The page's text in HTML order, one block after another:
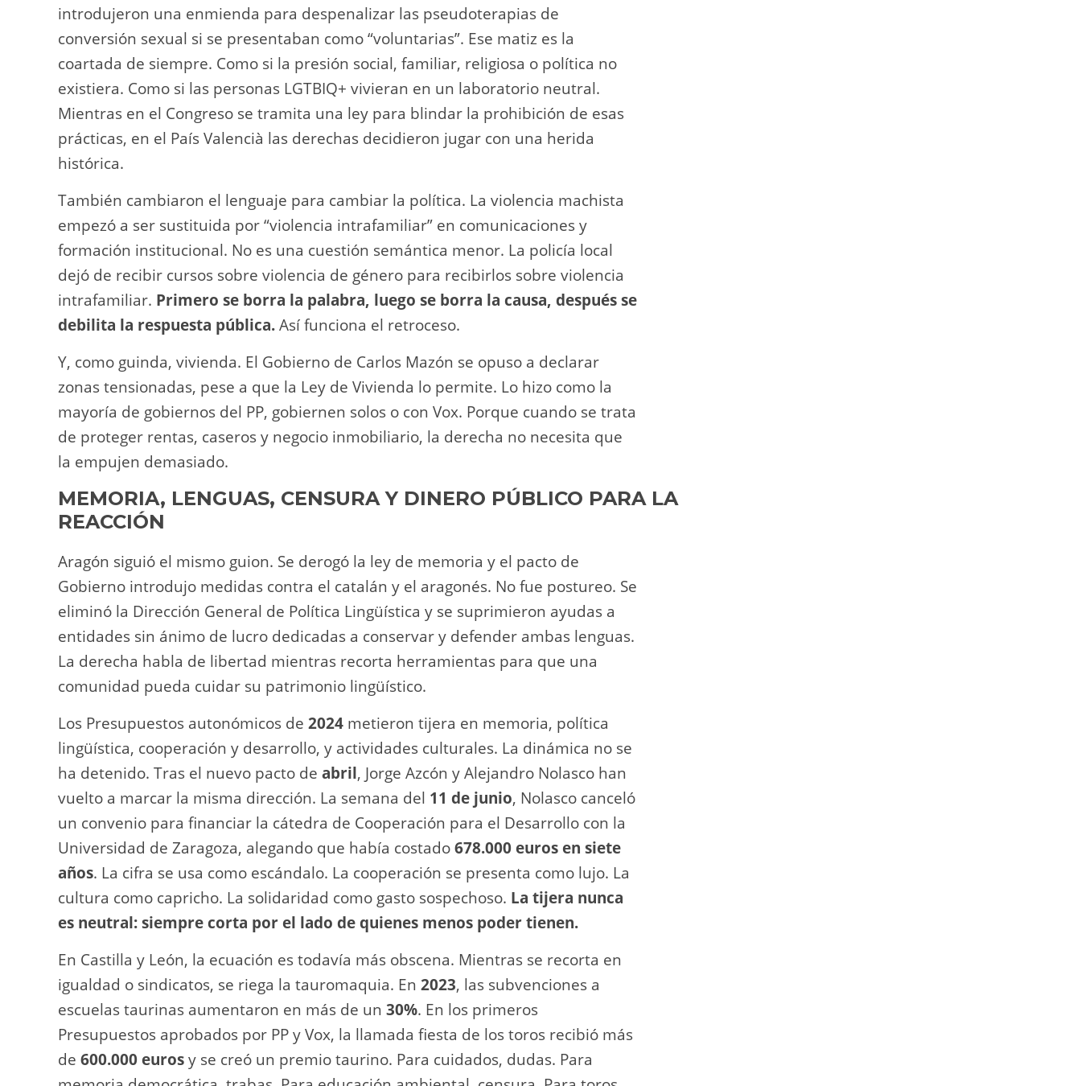
introdujeron una enmienda para despenalizar las pseudoterapias de
conversión sexual si se presentaban como “voluntarias”. Ese matiz es la
coartada de siempre. Como si la presión social, familiar, religiosa o política no
existiera. Como si las personas LGTBIQ+ vivieran en un laboratorio neutral.
Mientras en el Congreso se tramita una ley para blindar la prohibición de esas
prácticas, en el País Valencià las derechas decidieron jugar con una herida
histórica.
También cambiaron el lenguaje para cambiar la política. La violencia machista
empezó a ser sustituida por “violencia intrafamiliar” en comunicaciones y
formación institucional. No es una cuestión semántica menor. La policía local
dejó de recibir cursos sobre violencia de género para recibirlos sobre violencia
intrafamiliar. Primero se borra la palabra, luego se borra la causa, después se
debilita la respuesta pública.Así funciona el retroceso.
Y, como guinda, vivienda. El Gobierno de Carlos Mazón se opuso a declarar
zonas tensionadas, pese a que la Ley de Vivienda lo permite. Lo hizo como la
mayoría de gobiernos del PP, gobiernen solos o con Vox. Porque cuando se trata
de proteger rentas, caseros y negocio inmobiliario, la derecha no necesita que
la empujen demasiado.
MEMORIA, LENGUAS, CENSURA Y DINERO PÚBLICO PARA LA
REACCIÓN
Aragón siguió el mismo guion. Se derogó la ley de memoria y el pacto de
Gobierno introdujo medidas contra el catalán y el aragonés. No fue postureo. Se
eliminó la Dirección General de Política Lingüística y se suprimieron ayudas a
entidades sin ánimo de lucro dedicadas a conservar y defender ambas lenguas.
La derecha habla de libertad mientras recorta herramientas para que una
comunidad pueda cuidar su patrimonio lingüístico.
Los Presupuestos autonómicos de 2024 metieron tijera en memoria, política
lingüística, cooperación y desarrollo, y actividades culturales. La dinámica no se
ha detenido. Tras el nuevo pacto de abril, Jorge Azcón y Alejandro Nolasco han
vuelto a marcar la misma dirección. La semana del 11 de junio, Nolasco canceló
un convenio para financiar la cátedra de Cooperación para el Desarrollo con la
Universidad de Zaragoza, alegando que había costado678.000 euros en siete
años. La cifra se usa como escándalo. La cooperación se presenta como lujo. La
cultura como capricho. La solidaridad como gasto sospechoso. La tijera nunca
es neutral: siempre corta por el lado de quienes menos poder tienen.
En Castilla y León, la ecuación es todavía más obscena. Mientras se recorta en
igualdad o sindicatos, se riega la tauromaquia. En 2023, las subvenciones a
escuelas taurinas aumentaron en más de un 30%. En los primeros
Presupuestos aprobados por PP y Vox, la llamada fiesta de los toros recibió más
de 600.000 eurosy se creó un premio taurino. Para cuidados, dudas. Para